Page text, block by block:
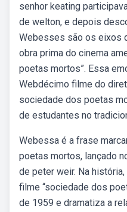
senhor keating
de welton, e depois
Webesses são os eixos
obra prima do cinema
poetas mortos”. Essa
Webdécimo filme do
sociedade dos poetas
de estudantes no
Webessa é a frase
poetas mortos, lançado
de peter weir. Na
filme “sociedade dos
de 1959 e dramatiza a